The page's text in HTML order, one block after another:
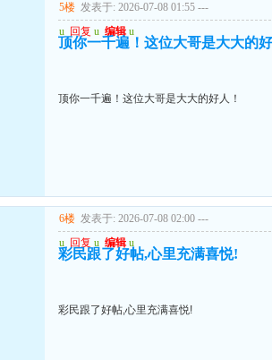
5楼 发表于: 2026-07-08 01:55 ---
u 回复 u 编辑 u
顶你一千遍！这位大哥是大大的
顶你一千遍！这位大哥是大大的好人！
6楼 发表于: 2026-07-08 02:00 ---
u 回复 u 编辑 u
彩民跟了好帖,心里充满喜悦!
彩民跟了好帖,心里充满喜悦!